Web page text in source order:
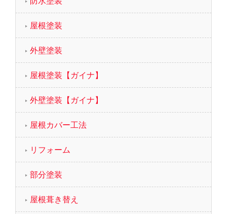
屋根塗装
外壁塗装
屋根塗装【ガイナ】
外壁塗装【ガイナ】
屋根カバー工法
リフォーム
部分塗装
屋根葺き替え